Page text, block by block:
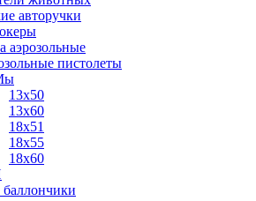
авторучки
аэрозольные
пистолеты
13х50
13х60
18х51
18х55
18х60